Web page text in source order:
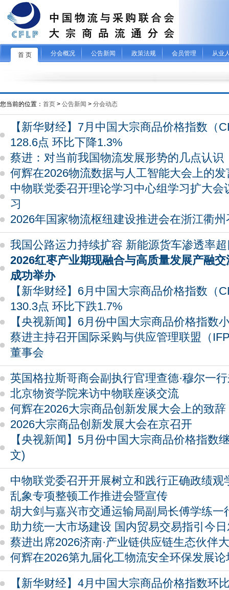
首 页 分会概况 公告新闻 政策法规 会员管理 从业
您当前的位置： 首页 > 公告新闻 > 分会动态
【新华财经】7月中国大宗商品价格指数（
128.6点 环比下降1.3%
蔡进：对当前我国物流发展形势的几点认识
何辉在2026物流数据与人工智能大会上的发
中物联党委召开理论学习中心组学习扩大会
习
2026年国家物流枢纽建设推进会在浙江衢州
我国公路运力持续扩容 新能源货车渗透率
2026红枣产业期现融合与高质量发展产融
成功举办
【新华财经】6月中国大宗商品价格指数（
130.3点 环比下跌1.7%
【央视新闻】6月份中国大宗商品价格指数
蔡进主持召开国际采购与供应管理联盟（
董事会
英国格拉斯哥商会副执行官理查德·穆尔一
北京物资学院来访中物联座谈交流
何辉在2026大宗商品创新发展大会上的致辞
2026大宗商品创新发展大会在京召开
【央视新闻】5月份中国大宗商品价格指数
文)
中物联党委召开开展树立和践行正确政绩观
乱象专项整顿工作推进会暨宣传
胡大剑与嘉兴市交通运输局副局长傅学练一
助力统一大市场建设 国内贸易交易指引今
蔡进出席2026济南·产业链供应链生态伙伴
何辉在2026第九届化工物流安全环保发展
【新华财经】4月中国大宗商品价格指数环